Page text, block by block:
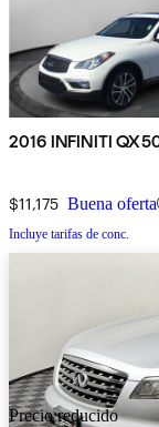
2016 INFINITI
$11,175 Buena oferta
Incluye tarifas de conc.
Precio reducido